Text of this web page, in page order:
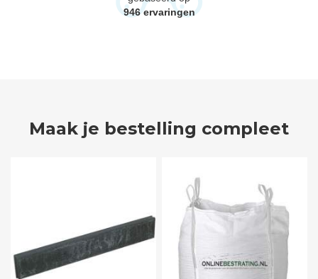
946 ervaringen
Maak je bestelling compleet